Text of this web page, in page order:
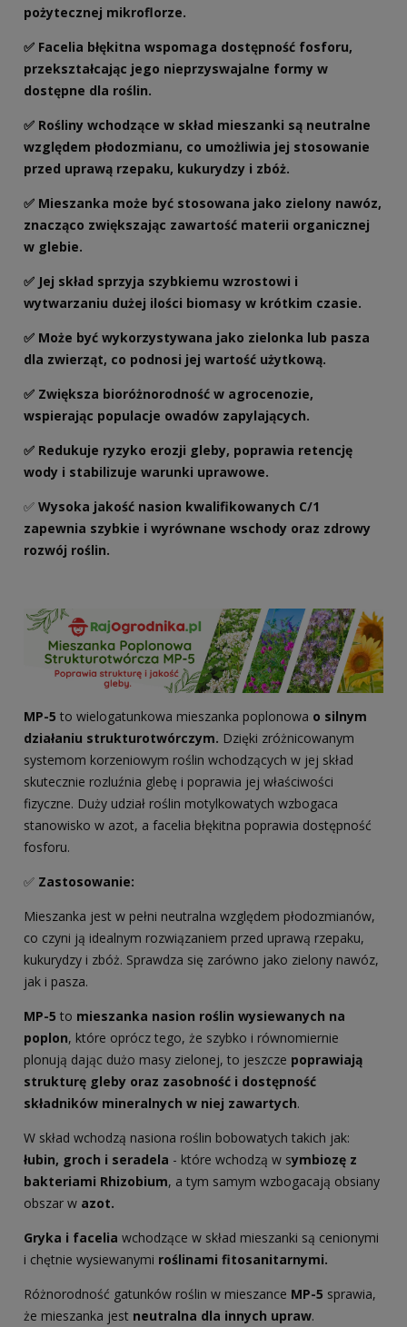
pożytecznej mikroflorze.
✅ Facelia błękitna wspomaga dostępność fosforu,
przekształcając jego nieprzyswajalne formy w
dostępne dla roślin.
✅ Rośliny wchodzące w skład mieszanki są neutralne
względem płodozmianu, co umożliwia jej stosowanie
przed uprawą rzepaku, kukurydzy i zbóż.
✅ Mieszanka może być stosowana jako zielony nawóz,
znacząco zwiększając zawartość materii organicznej
w glebie.
✅ Jej skład sprzyja szybkiemu wzrostowi i
wytwarzaniu dużej ilości biomasy w krótkim czasie.
✅ Może być wykorzystywana jako zielonka lub pasza
dla zwierząt, co podnosi jej wartość użytkową.
✅ Zwiększa bioróżnorodność w agrocenozie,
wspierając populacje owadów zapylających.
✅ Redukuje ryzyko erozji gleby, poprawia retencję
wody i stabilizuje warunki uprawowe.
✅ Wysoka jakość nasion kwalifikowanych C/1
zapewnia szybkie i wyrównane wschody oraz zdrowy
rozwój roślin.
MP-5 to wielogatunkowa mieszanka poplonowa o silnym
działaniu strukturotwórczym. Dzięki zróżnicowanym
systemom korzeniowym roślin wchodzących w jej skład
skutecznie rozluźnia glebę i poprawia jej właściwości
fizyczne. Duży udział roślin motylkowatych wzbogaca
stanowisko w azot, a facelia błękitna poprawia dostępność
fosforu.
✅ Zastosowanie:
Mieszanka jest w pełni neutralna względem płodozmianów,
co czyni ją idealnym rozwiązaniem przed uprawą rzepaku,
kukurydzy i zbóż. Sprawdza się zarówno jako zielony nawóz,
jak i pasza.
MP-5 to mieszanka nasion roślin wysiewanych na
poplon, które oprócz tego, że szybko i równomiernie
plonują dając dużo masy zielonej, to jeszcze poprawiają
strukturę gleby oraz zasobność i dostępność
składników mineralnych w niej zawartych.
W skład wchodzą nasiona roślin bobowatych takich jak:
łubin, groch i seradela - które wchodzą w symbiozę z
bakteriami Rhizobium, a tym samym wzbogacają obsiany
obszar w azot.
Gryka i facelia wchodzące w skład mieszanki są cenionymi
i chętnie wysiewanymi roślinami fitosanitarnymi.
Różnorodność gatunków roślin w mieszance MP-5 sprawia,
że mieszanka jest neutralna dla innych upraw.